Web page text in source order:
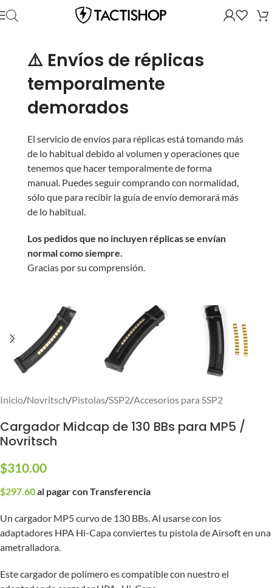
⚠️ Envíos de réplicas
temporalmente
demorados
El servicio de envíos para réplicas está tomando más
de lo habitual debido al volumen y operaciones que
tenemos que hacer temporalmente de forma
manual. Puedes seguir comprando con normalidad,
sólo que para recibir la guía de envío demorará más
de lo habitual.
Los pedidos que no incluyen réplicas se envían
normal como siempre.
Gracias por su comprensión.
Inicio/Novritsch/Pistolas/SSP2/Accesorios para SSP2
Cargador Midcap de 130 BBs para MP5 /
Novritsch
$310.00
$297.60al pagar con Transferencia
Un cargador MP5 curvo de 130 BBs. Al usarse con los
adaptadores HPA Hi-Capa conviertes tu pistola de Airsoft en una
ametralladora.
Este cargador de polímero es compatible con nuestro el